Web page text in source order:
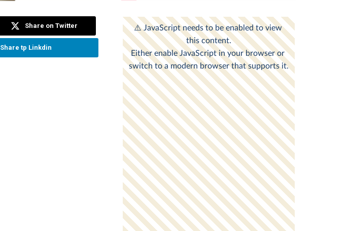
Share on Twitter
Share tp Linkdin